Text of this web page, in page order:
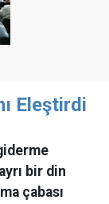
Eleştirdi
bir din
çabası